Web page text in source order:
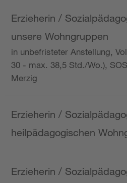
Erzieherin /
unsere Wohngruppen
in unbefristeter Anstellung,
30 - max. 38,5 Std./Wo.),
Merzig
Erzieherin /
heilpädagogischen
Erzieherin /